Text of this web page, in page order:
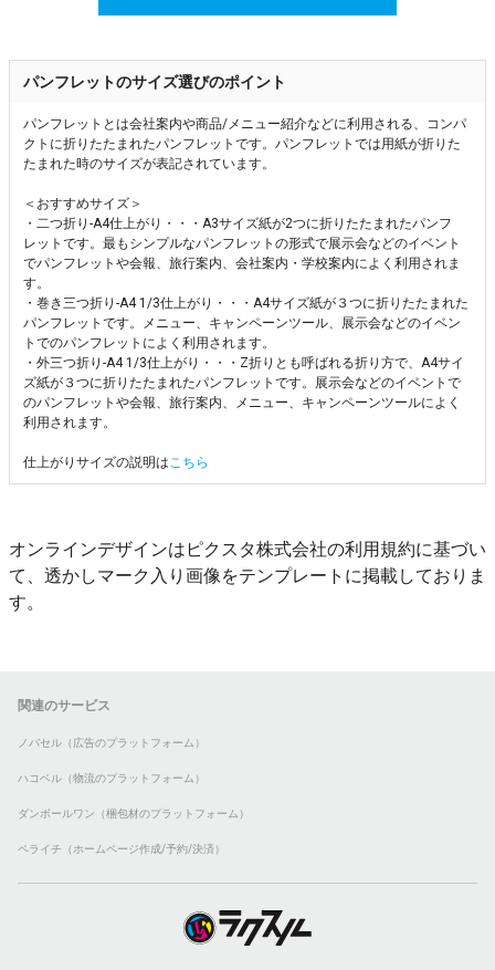
パンフレットのサイズ選びのポイント
パンフレットとは会社案内や商品/メニュー紹介などに利用される、コンパ
クトに折りたたまれたパンフレットです。パンフレットでは用紙が折りた
たまれた時のサイズが表記されています。
＜おすすめサイズ＞
・二つ折り-A4仕上がり・・・A3サイズ紙が2つに折りたたまれたパンフ
レットです。最もシンプルなパンフレットの形式で展示会などのイベント
でパンフレットや会報、旅行案内、会社案内・学校案内によく利用されま
す。
・巻き三つ折り-A4 1/3仕上がり・・・A4サイズ紙が３つに折りたたまれた
パンフレットです。メニュー、キャンペーンツール、展示会などのイベン
トでのパンフレットによく利用されます。
・外三つ折り-A4 1/3仕上がり・・・Z折りとも呼ばれる折り方で、A4サイ
ズ紙が３つに折りたたまれたパンフレットです。展示会などのイベントで
のパンフレットや会報、旅行案内、メニュー、キャンペーンツールによく
利用されます。
仕上がりサイズの説明はこちら
オンラインデザインはピクスタ株式会社の利用規約に基づい
て、透かしマーク入り画像をテンプレートに掲載しておりま
す。
関連のサービス
ノバセル（広告のプラットフォーム）
ハコベル（物流のプラットフォーム）
ダンボールワン（梱包材のプラットフォーム）
ペライチ（ホームページ作成/予約/決済）